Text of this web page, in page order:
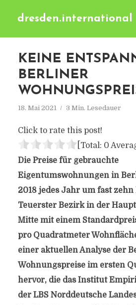
dresden.international
KEINE
BERLINER
18. Mai 2021 3 Min. Lesedauer
Click to rate this post!
[Total: 0
Die Preise für gebrauchte
Eigentumswohnungen in
2018 jedes Jahr um fast zehn
Teuerster Bezirk in der
Mitte mit einem
pro Quadratmeter
einer aktuellen Analyse der
Wohnungspreise im ersten
hervor, die das Institut
der LBS Norddeutsche